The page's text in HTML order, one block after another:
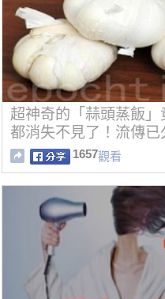
超神奇的「蒜頭蒸飯
都消失不見了！流傳已
1657觀看